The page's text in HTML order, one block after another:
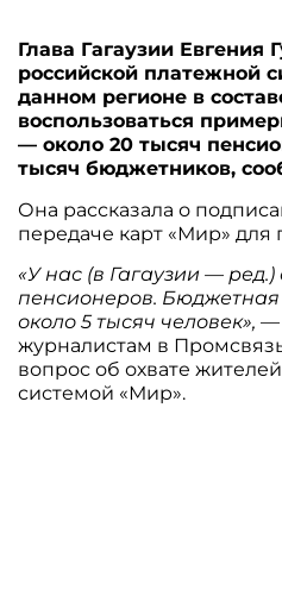
Глава Гагаузии Евгения
российской платежной
данном регионе в
воспользоваться
— около 20 тысяч
тысяч бюджетников,
Она рассказала о
передаче карт «Мир» для
«У нас (в Гагаузии — ред.)
пенсионеров. Бюджетная
около 5 тысяч человек», —
журналистам в
вопрос об охвате
системой «Мир».